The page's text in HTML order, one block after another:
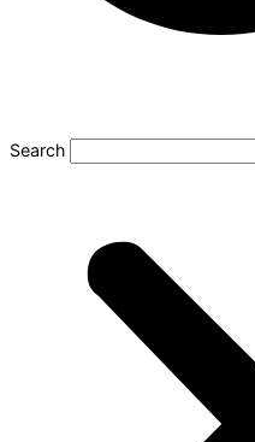
Search